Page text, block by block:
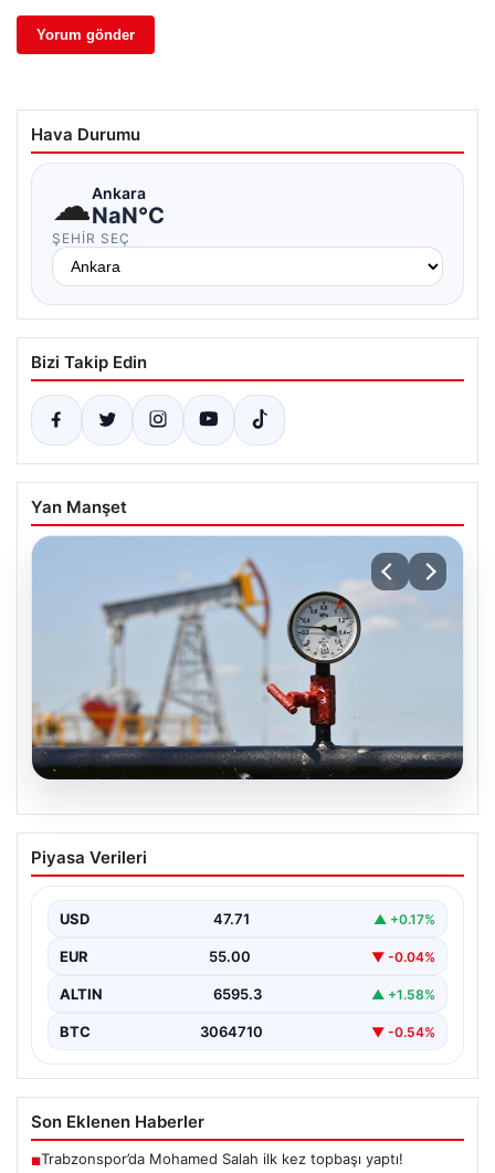
Hava Durumu
☁Ankara
NaN°C
ŞEHIR SEÇ
Bizi Takip Edin
Yan Manşet
05.08.2026
25 Mayıs Petrol Fiyatlarında Düşüş:
Brent ve WTI Güncel Durum
maddelerinden biri olan petrol fiyatlarındaki hareketlilik,
özellikle Orta…
Piyasa Verileri
USD 47.71 ▲ +0.17%
EUR 55.00 ▼ -0.04%
ALTIN 6595.3 ▲ +1.58%
BTC 3064710 ▼ -0.54%
Son Eklenen Haberler
■Trabzonspor’da Mohamed Salah ilk kez topbaşı yaptı!